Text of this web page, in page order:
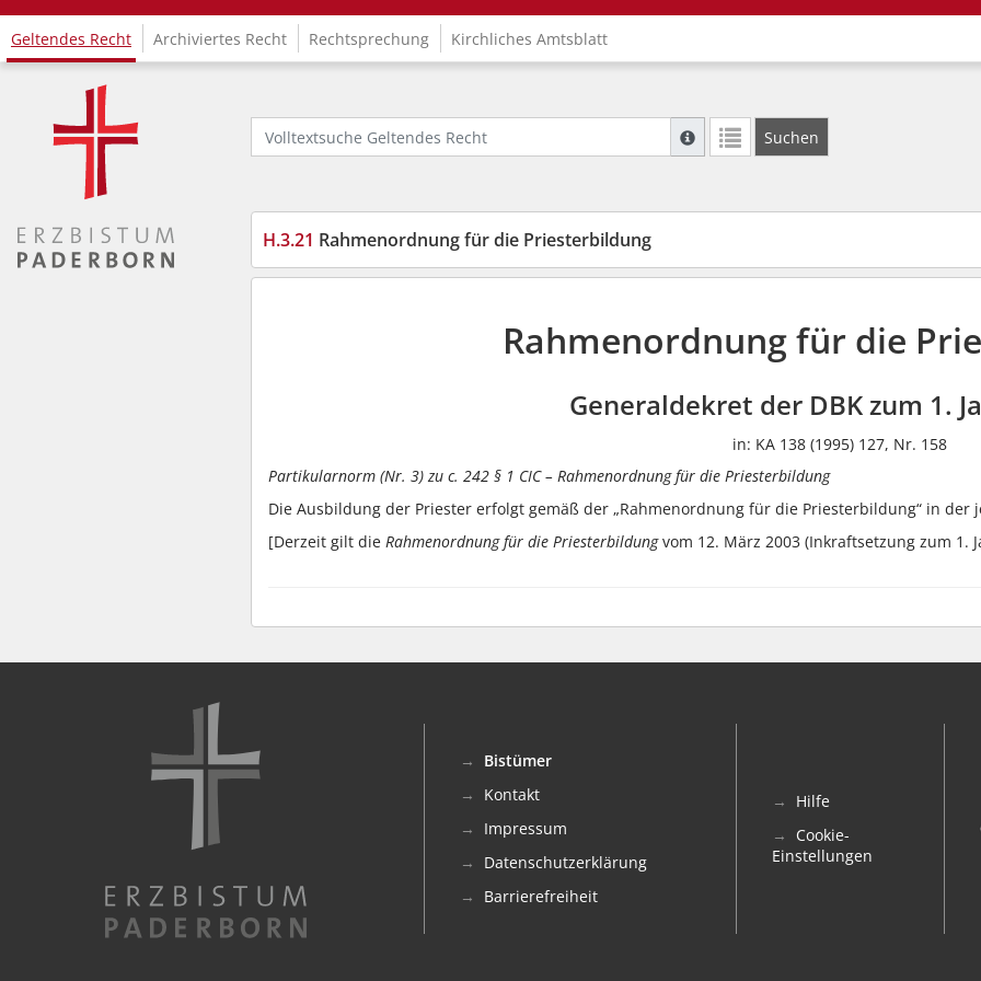
Logo Fachinformationssystem Kirchenrecht
Geltendes Recht Archiviertes Recht Rechtsprechung Kirchliches Amtsblatt
Volltextsuche Geltendes Recht
Suche mit Platzhalter "*", Bsp. Pfarrer*,
Suchen
H.3.21 Rahmenordnung für die Priesterbildung
Rahmenordnung für die
Generaldekret der DBK zum 1.
in: KA 138 (1995) 127, Nr. 158
Partikularnorm (Nr. 3) zu c. 242 § 1 CIC – Rahmenordnung für die Priesterbildung
Die Ausbildung der Priester erfolgt gemäß der „Rahmenordnung für die Priesterbildung“ in der
[Derzeit gilt die Rahmenordnung für die Priesterbildungvom 12. März 2003 (Inkraftsetzung zum 1.
Bistümer
Kontakt
Impressum
Datenschutzerklärung
Barrierefreiheit
Hilfe
Cookie-
Einstellungen